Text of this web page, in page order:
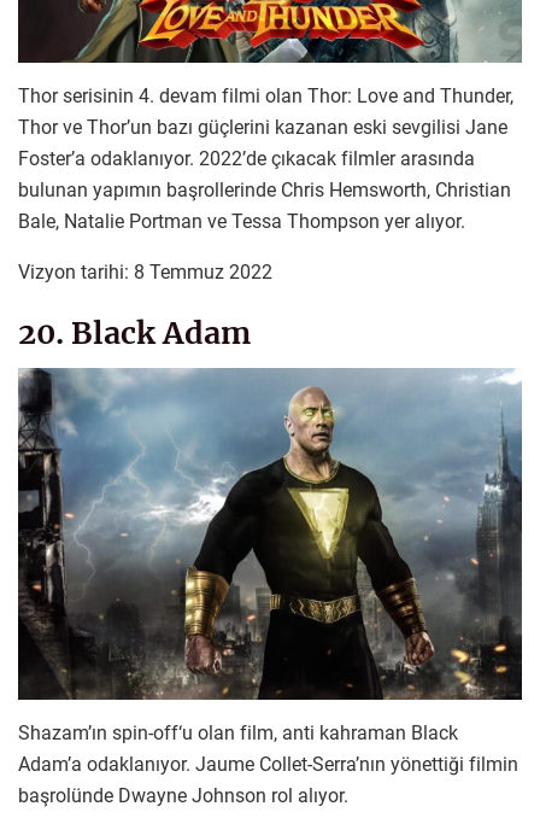
Thor serisinin 4. devam filmi olan Thor: Love and Thunder,
Thor ve Thor’un bazı güçlerini kazanan eski sevgilisi Jane
Foster’a odaklanıyor. 2022’de çıkacak filmler arasında
bulunan yapımın başrollerinde Chris Hemsworth, Christian
Bale, Natalie Portman ve Tessa Thompson yer alıyor.
Vizyon tarihi: 8 Temmuz 2022
20. Black Adam
Shazam’ın spin-off‘u olan film, anti kahraman Black
Adam’a odaklanıyor. Jaume Collet-Serra’nın yönettiği filmin
başrolünde Dwayne Johnson rol alıyor.